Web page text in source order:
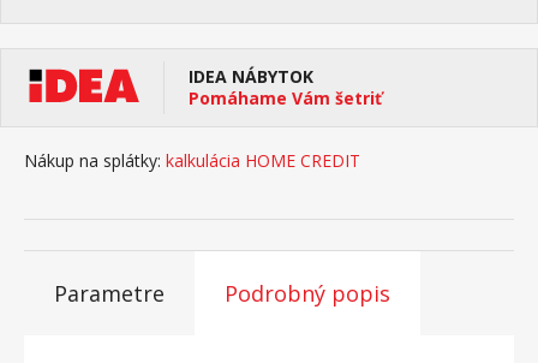
IDEA NÁBYTOK
Pomáhame Vám šetriť
Nákup na splátky: kalkulácia HOME CREDIT
Parametre Podrobný popis